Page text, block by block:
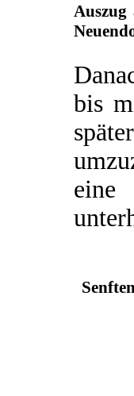
bis
eine